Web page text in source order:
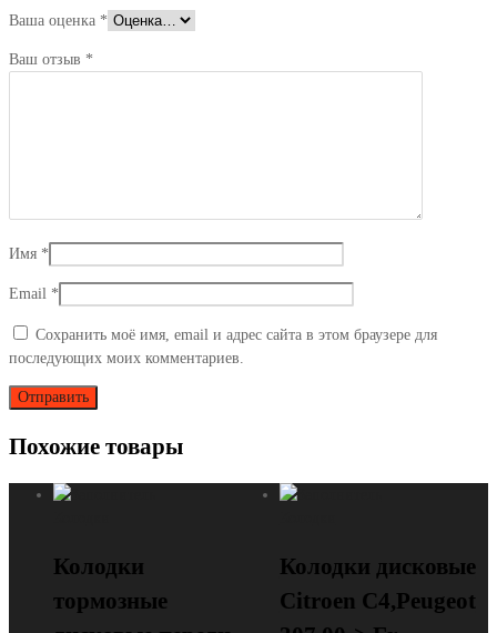
Ваша оценка *
Ваш отзыв *
Имя *
Email *
Сохранить моё имя, email и адрес сайта в этом браузере для
последующих моих комментариев.
Похожие товары
Колодки
тормозные
Колодки дисковые
Citroen C4,Peugeot